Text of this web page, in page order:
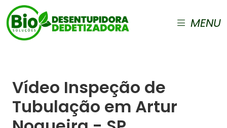
MENU
Vídeo Inspeção de
Tubulação em Artur